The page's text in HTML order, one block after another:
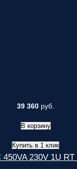
39 360 руб.
В корзину
Купить в 1 клик
230V 1U